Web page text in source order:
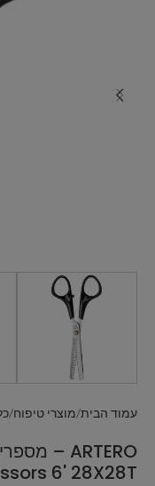
עמוד הבית מוצרי טיפוח
6' 28X28T